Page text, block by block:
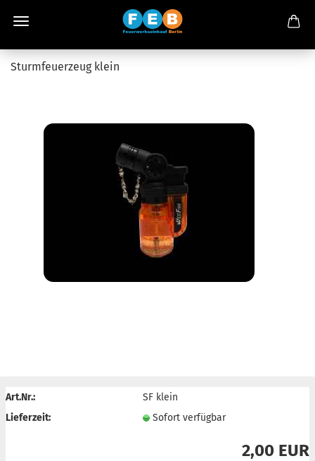
Sturmfeuerzeug klein
Art.Nr.:
SF klein
Lieferzeit:
Sofort verfügbar
2,00 EUR